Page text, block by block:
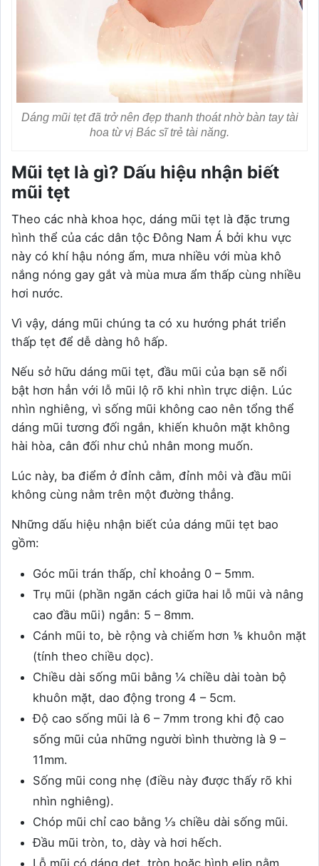
Dáng mũi tẹt đã trở nên đẹp thanh thoát nhờ bàn tay tài
hoa từ vị Bác sĩ trẻ tài năng.
Mũi tẹt là gì? Dấu hiệu nhận biết
mũi tẹt
Theo các nhà khoa học, dáng mũi tẹt là đặc trưng
hình thể của các dân tộc Đông Nam Á bởi khu vực
này có khí hậu nóng ẩm, mưa nhiều với mùa khô
nắng nóng gay gắt và mùa mưa ẩm thấp cùng nhiều
hơi nước.
Vì vậy, dáng mũi chúng ta có xu hướng phát triển
thấp tẹt để dễ dàng hô hấp.
Nếu sở hữu dáng mũi tẹt, đầu mũi của bạn sẽ nổi
bật hơn hẳn với lỗ mũi lộ rõ khi nhìn trực diện. Lúc
nhìn nghiêng, vì sống mũi không cao nên tổng thể
dáng mũi tương đối ngắn, khiến khuôn mặt không
hài hòa, cân đối như chủ nhân mong muốn.
Lúc này, ba điểm ở đỉnh cằm, đỉnh môi và đầu mũi
không cùng nằm trên một đường thẳng.
Những dấu hiệu nhận biết của dáng mũi tẹt bao
gồm:
Góc mũi trán thấp, chỉ khoảng 0 – 5mm.
Trụ mũi (phần ngăn cách giữa hai lỗ mũi và nâng
cao đầu mũi) ngắn: 5 – 8mm.
Cánh mũi to, bè rộng và chiếm hơn ⅕ khuôn mặt
(tính theo chiều dọc).
Chiều dài sống mũi bằng ¼ chiều dài toàn bộ
khuôn mặt, dao động trong 4 – 5cm.
Độ cao sống mũi là 6 – 7mm trong khi độ cao
sống mũi của những người bình thường là 9 –
11mm.
Sống mũi cong nhẹ (điều này được thấy rõ khi
nhìn nghiêng).
Chóp mũi chỉ cao bằng ⅓ chiều dài sống mũi.
Đầu mũi tròn, to, dày và hơi hếch.